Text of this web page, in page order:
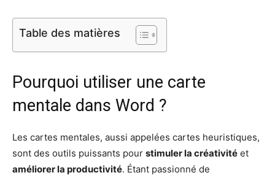
Table des matières
Pourquoi utiliser une carte
mentale dans Word ?
Les cartes mentales, aussi appelées cartes heuristiques,
sont des outils puissants pour stimuler la créativité et
améliorer la productivité. Étant passionné de